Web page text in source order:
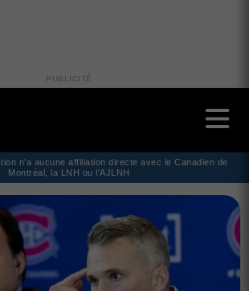
PUBLICITÉ
n'a aucune affiliation directe avec le Canadien de
Montréal, la LNH ou l'AJLNH